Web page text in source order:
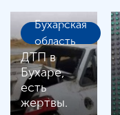
Бухарская
область
ДТП в
Бухаре,
есть
жертвы.